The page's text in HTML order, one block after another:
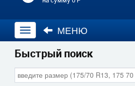
Открыть
навигацию
МЕНЮ
Быстрый поиск